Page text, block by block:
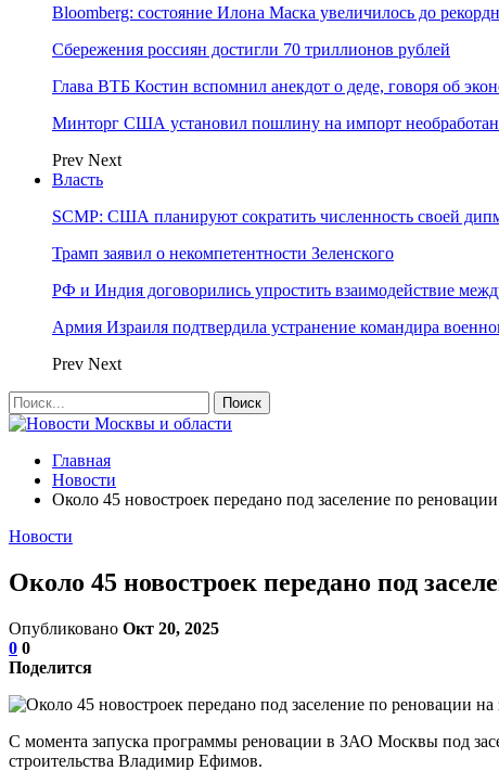
Bloomberg: состояние Илона Маска увеличилось до
Сбережения россиян достигли 70 триллионов рублей
Глава ВТБ Костин вспомнил анекдот о деде, говоря об
Минторг США установил пошлину на импорт
Prev Next
Власть
SCMP: США планируют сократить численность своей
Трамп заявил о некомпетентности Зеленского
РФ и Индия договорились упростить взаимодействие
Армия Израиля подтвердила устранение командира
Prev Next
Главная
Новости
Около 45 новостроек передано под заселение по
Новости
Около 45 новостроек передано под
Опубликовано Окт 20, 2025
0 0
Поделится
С момента запуска программы реновации в ЗАО Москвы под
строительства Владимир Ефимов.